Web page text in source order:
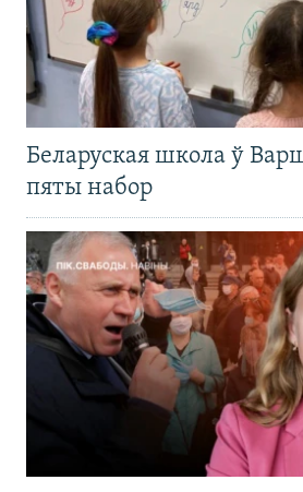
Беларуская школа ў
пяты набор